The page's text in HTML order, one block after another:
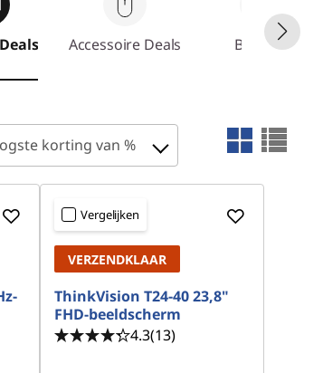
Accessoire Deals Bundels
korting van %
Vergelijken
VERZENDKLAAR
ThinkVision T24-40 23,8"
FHD-beeldscherm
4.3(13)